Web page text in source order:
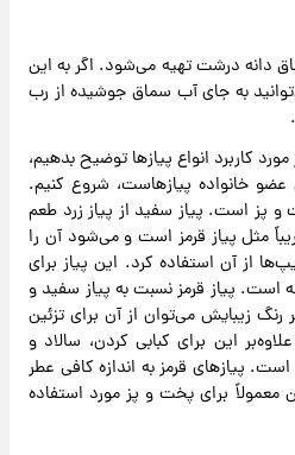
دانه درشت تهیه می‌شود. اگر به این
به جای آب سماق جوشیده از رب
کاربرد انواع پیازها توضیح بدهیم،
عضو خانواده پیازهاست، شروع کنیم.
و پز است. پیاز سفید از پیاز زرد طعم
مثل پیاز قرمز است و می‌شود آن را
از آن استفاده کرد. این پیاز برای
است. پیاز قرمز نسبت به پیاز سفید و
رنگ زیبایش می‌توان از آن برای تزئین
این برای کبابی کردن، سالاد و
پیاز‌های قرمز به اندازه کافی عطر
معمولاً برای پخت و پز مورد استفاده